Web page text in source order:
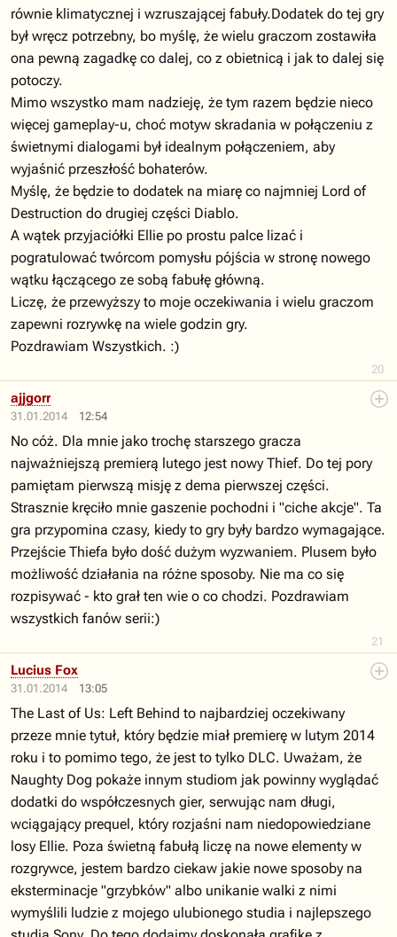
20
równie klimatycznej i wzruszającej fabuły.Dodatek do tej gry
był wręcz potrzebny, bo myślę, że wielu graczom zostawiła
ona pewną zagadkę co dalej, co z obietnicą i jak to dalej się
potoczy.
Mimo wszystko mam nadzieję, że tym razem będzie nieco
więcej gameplay-u, choć motyw skradania w połączeniu z
świetnymi dialogami był idealnym połączeniem, aby
wyjaśnić przeszłość bohaterów.
Myślę, że będzie to dodatek na miarę co najmniej Lord of
Destruction do drugiej części Diablo.
A wątek przyjaciółki Ellie po prostu palce lizać i
pogratulować twórcom pomysłu pójścia w stronę nowego
wątku łączącego ze sobą fabułę główną.
Liczę, że przewyższy to moje oczekiwania i wielu graczom
zapewni rozrywkę na wiele godzin gry.
Pozdrawiam Wszystkich. :)
31.01.2014 12:54
21
ajjgorr
No cóż. Dla mnie jako trochę starszego gracza
najważniejszą premierą lutego jest nowy Thief. Do tej pory
pamiętam pierwszą misję z dema pierwszej części.
Strasznie kręciło mnie gaszenie pochodni i "ciche akcje". Ta
gra przypomina czasy, kiedy to gry były bardzo wymagające.
Przejście Thiefa było dość dużym wyzwaniem. Plusem było
możliwość działania na różne sposoby. Nie ma co się
rozpisywać - kto grał ten wie o co chodzi. Pozdrawiam
wszystkich fanów serii:)
31.01.2014 13:05
Lucius Fox
The Last of Us: Left Behind to najbardziej oczekiwany
przeze mnie tytuł, który będzie miał premierę w lutym 2014
roku i to pomimo tego, że jest to tylko DLC. Uważam, że
Naughty Dog pokaże innym studiom jak powinny wyglądać
dodatki do współczesnych gier, serwując nam długi,
wciągający prequel, który rozjaśni nam niedopowiedziane
losy Ellie. Poza świetną fabułą liczę na nowe elementy w
rozgrywce, jestem bardzo ciekaw jakie nowe sposoby na
eksterminacje "grzybków" albo unikanie walki z nimi
wymyślili ludzie z mojego ulubionego studia i najlepszego